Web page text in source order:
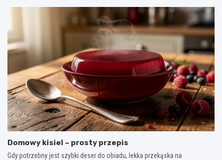
Domowy kisiel – prosty przepis
Gdy potrzebny jest szybki deser do obiadu, lekka przekąska na